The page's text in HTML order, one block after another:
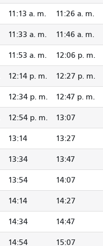
11:13 a. m. 11:26 a. m.
11:33 a. m. 11:46 a. m.
11:53 a. m. 12:06 p. m.
12:14 p. m. 12:27 p. m.
12:34 p. m. 12:47 p. m.
12:54 p. m. 13:07
13:14 13:27
13:34 13:47
13:54 14:07
14:14 14:27
14:34 14:47
14:54 15:07